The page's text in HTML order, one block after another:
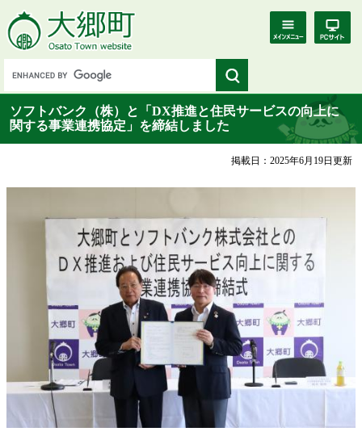
ソフトバンク（株）と「DX推進と住民サービスの向上に
関する事業連携協定」を締結しました
掲載日：2025年6月19日更新